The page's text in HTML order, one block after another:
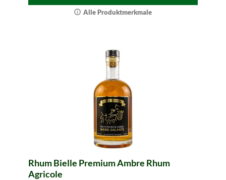
Alle Produktmerkmale
Rhum Bielle Premium Ambre Rhum
Agricole